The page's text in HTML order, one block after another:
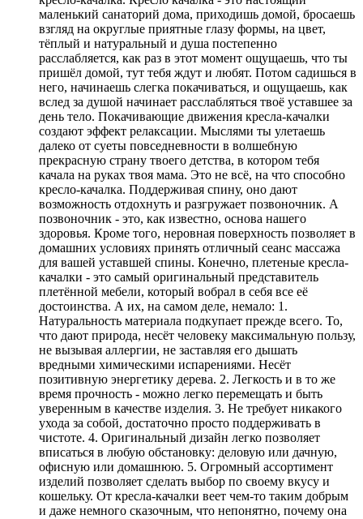
маленький санаторий дома, приходишь домой, бросаешь
взгляд на округлые приятные глазу формы, на цвет,
тёплый и натуральный и душа постепенно
расслабляется, как раз в этот момент ощущаешь, что ты
пришёл домой, тут тебя ждут и любят. Потом садишься в
него, начинаешь слегка покачиваться, и ощущаешь, как
вслед за душой начинает расслабляться твоё уставшее за
день тело. Покачивающие движения кресла-качалки
создают эффект релаксации. Мыслями ты улетаешь
далеко от суеты повседневности в волшебную
прекрасную страну твоего детства, в котором тебя
качала на руках твоя мама. Это не всё, на что способно
кресло-качалка. Поддерживая спину, оно дают
возможность отдохнуть и разгружает позвоночник. А
позвоночник - это, как известно, основа нашего
здоровья. Кроме того, неровная поверхность позволяет в
домашних условиях принять отличный сеанс массажа
для вашей уставшей спины. Конечно, плетеные кресла-
качалки - это самый оригинальный представитель
плетённой мебели, который вобрал в себя все её
достоинства. А их, на самом деле, немало: 1.
Натуральность материала подкупает прежде всего. То,
что дают природа, несёт человеку максимальную пользу,
не вызывая аллергии, не заставляя его дышать
вредными химическими испарениями. Несёт
позитивную энергетику дерева. 2. Легкость и в то же
время прочность - можно легко перемещать и быть
уверенным в качестве изделия. 3. Не требует никакого
ухода за собой, достаточно просто поддерживать в
чистоте. 4. Оригинальный дизайн легко позволяет
вписаться в любую обстановку: деловую или дачную,
офисную или домашнюю. 5. Огромный ассортимент
изделий позволяет сделать выбор по своему вкусу и
кошельку. От кресла-качалки веет чем-то таким добрым
и даже немного сказочным, что непонятно, почему она